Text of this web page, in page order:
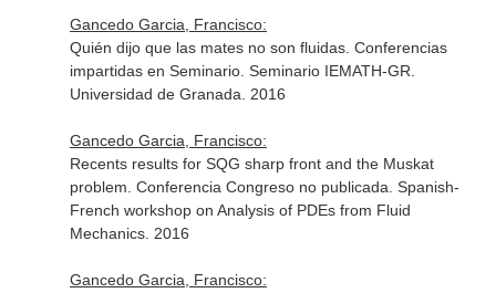
Gancedo Garcia, Francisco:
Quién dijo que las mates no son fluidas. Conferencias
impartidas en Seminario. Seminario IEMATH-GR.
Universidad de Granada. 2016
Gancedo Garcia, Francisco:
Recents results for SQG sharp front and the Muskat
problem. Conferencia Congreso no publicada. Spanish-
French workshop on Analysis of PDEs from Fluid
Mechanics. 2016
Gancedo Garcia, Francisco: